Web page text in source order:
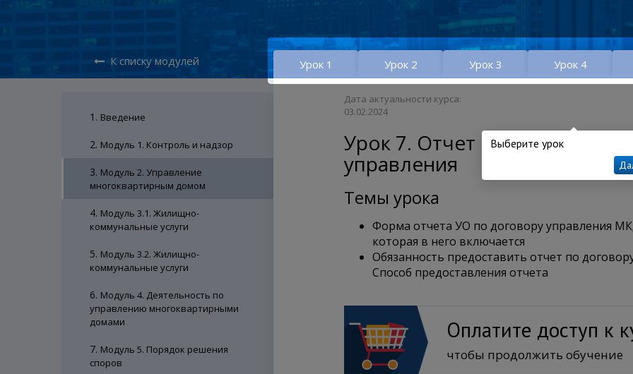
К списку модулей Урок 1 Урок 2 Урок 3 Урок 4
1. Введение
2. Модуль 1. Контроль и надзор
3. Модуль 2. Управление
многоквартирным домом
4. Модуль 3.1. Жилищно-
коммунальные услуги
5. Модуль 3.2. Жилищно-
коммунальные услуги
6. Модуль 4. Деятельность по
управлению многоквартирными
домами
7. Модуль 5. Порядок решения
споров
Дата актуальности курса:
03.02.2024
Урок 7. Отчет по
управления
Темы урока
Форма отчета УО по договору управления
которая в него включается
Обязанность предоставить отчет по
Способ предоставления отчета
Оплатите доступ к
чтобы продолжить обучение
Выберите урок